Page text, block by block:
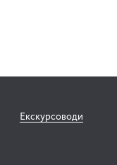
Екскурсоводи